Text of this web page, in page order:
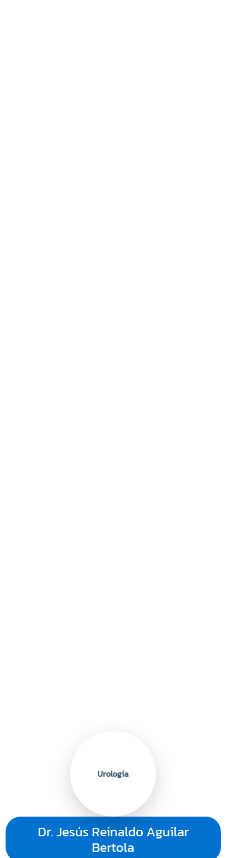
Dr. Jesús Reinaldo Aguilar
Bertola
Urología